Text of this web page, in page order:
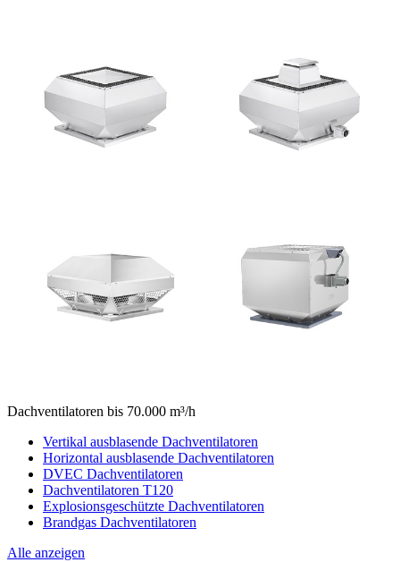
Dachventilatoren bis 70.000 m³/h
Vertikal ausblasende Dachventilatoren
Horizontal ausblasende Dachventilatoren
DVEC Dachventilatoren
Dachventilatoren T120
Explosionsgeschützte Dachventilatoren
Brandgas Dachventilatoren
Alle anzeigen